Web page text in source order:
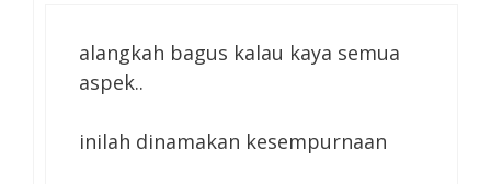
alangkah bagus kalau kaya semua
aspek..
inilah dinamakan kesempurnaan